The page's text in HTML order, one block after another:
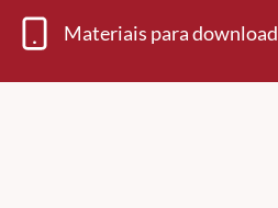
Materiais para download